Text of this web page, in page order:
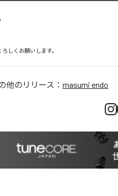
しくお願いします。
他のリリース： masumi endo